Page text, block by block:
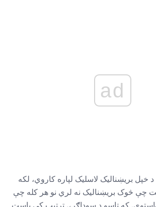
ad
بریښنالیک لاسلیک لپاره کاروي، لکه
چې څوک بریښنالیک نه لري نو هر کله چې
که تاسو د سوداګرۍ ترتیب کې یاست